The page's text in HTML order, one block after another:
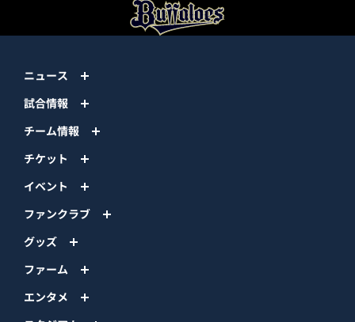
ニュース
試合情報
チーム情報
チケット
イベント
ファンクラブ
グッズ
ファーム
エンタメ